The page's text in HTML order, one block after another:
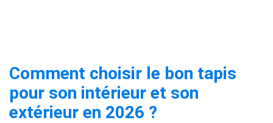
Comment choisir le bon tapis
pour son intérieur et son
extérieur en 2026 ?